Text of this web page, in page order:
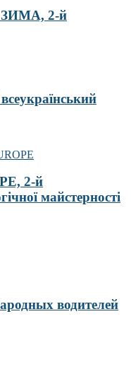
2-й
2-й
майстерності
водителей